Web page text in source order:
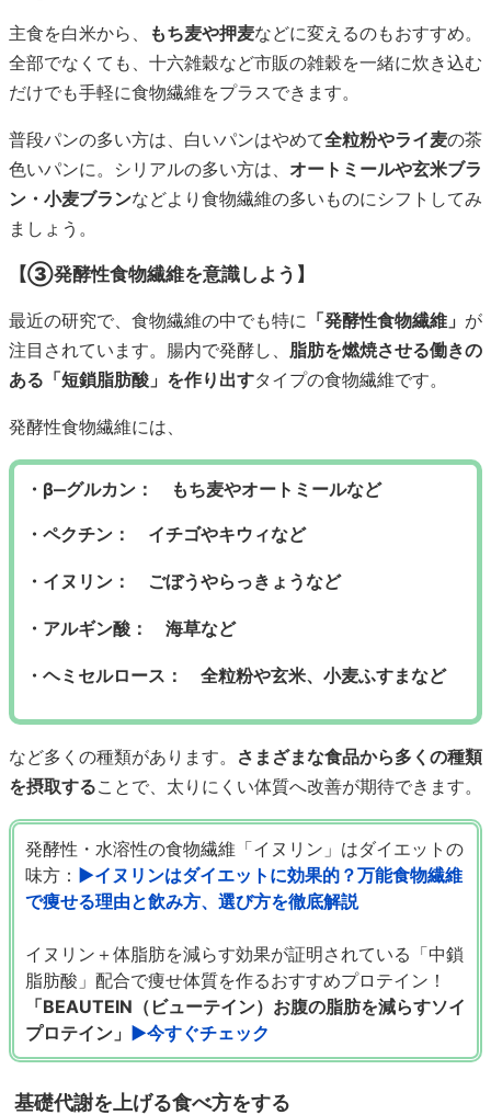
主食を白米から、 もち麦や押麦などに変えるのもおすすめ。
全部でなくても、十六雑穀など市販の雑穀を一緒に炊き込む
だけでも手軽に食物繊維をプラスできます。
普段パンの多い方は、白いパンはやめて全粒粉やライ麦の茶
色いパンに。シリアルの多い方は、 オートミールや玄米ブラ
ン・小麦ブランなどより食物繊維の多いものにシフトしてみ
ましょう。
【③発酵性食物繊維を意識しよう】
最近の研究で、食物繊維の中でも特に 「発酵性食物繊維」 が
注目されています。腸内で発酵し、 脂肪を燃焼させる働きの
ある「短鎖脂肪酸」を作り出すタイプの食物繊維です。
発酵性食物繊維には、
・β‒グルカン： もち麦やオートミールなど
・ペクチン： イチゴやキウィなど
・イヌリン： ごぼうやらっきょうなど
・アルギン酸： 海草など
・ヘミセルロース： 全粒粉や玄米、小麦ふすまなど
など多くの種類があります。 さまざまな食品から多くの種類
を摂取することで、太りにくい体質へ改善が期待できます。
発酵性・水溶性の食物繊維「イヌリン」はダイエットの
味方： ▶イヌリンはダイエットに効果的？万能食物繊維
で痩せる理由と飲み方、選び方を徹底解説
イヌリン＋体脂肪を減らす効果が証明されている「中鎖
脂肪酸」配合で痩せ体質を作るおすすめプロテイン！
「BEAUTEIN（ビューテイン）お腹の脂肪を減らすソイ
プロテイン」 ▶今すぐチェック
基礎代謝を上げる食べ方をする